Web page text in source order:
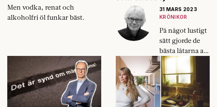
Men vodka, renat och
alkoholfri öl funkar bäst.
31 MARS 2023
KRÖNIKOR
På något lustigt
sätt gjorde de
bästa låtarna att
man själv kände
sig bättre än
man faktiskt
var.